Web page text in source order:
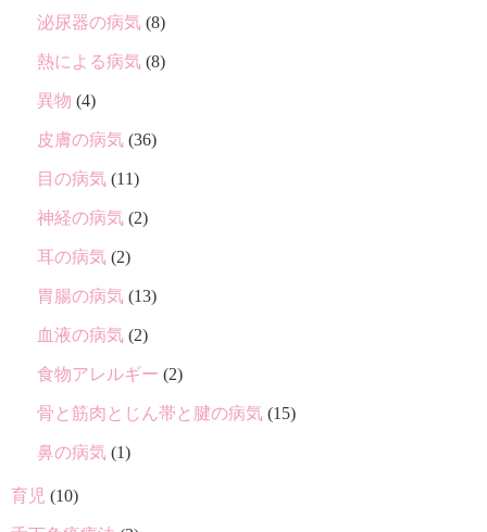
泌尿器の病気 (8)
熱による病気 (8)
異物 (4)
皮膚の病気 (36)
目の病気 (11)
神経の病気 (2)
耳の病気 (2)
胃腸の病気 (13)
血液の病気 (2)
食物アレルギー (2)
骨と筋肉とじん帯と腱の病気 (15)
鼻の病気 (1)
育児 (10)